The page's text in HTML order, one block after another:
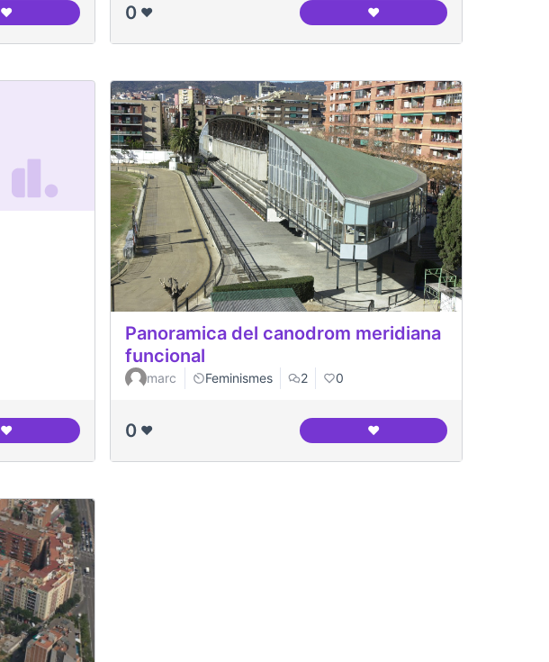
❤️Canòdrom en construcció
0 ❤️ ❤️Canòdrom Meridiana
❤️Entrevista al Jesús
Panoramica del canodrom meridiana
funcional
marc Feminismes 2 0
0 ❤️ ❤️Panoramica del canodrom